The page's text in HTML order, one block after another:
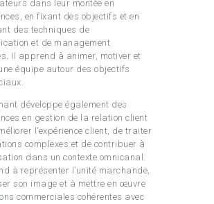
dans leur montée en
en fixant des objectifs et en
des techniques de
et de management
Il apprend à animer, motiver et
équipe autour des objectifs
développe également des
en gestion de la relation client
l’expérience client, de traiter
complexes et de contribuer à
dans un contexte omnicanal.
à représenter l’unité marchande,
son image et à mettre en œuvre
commerciales cohérentes avec